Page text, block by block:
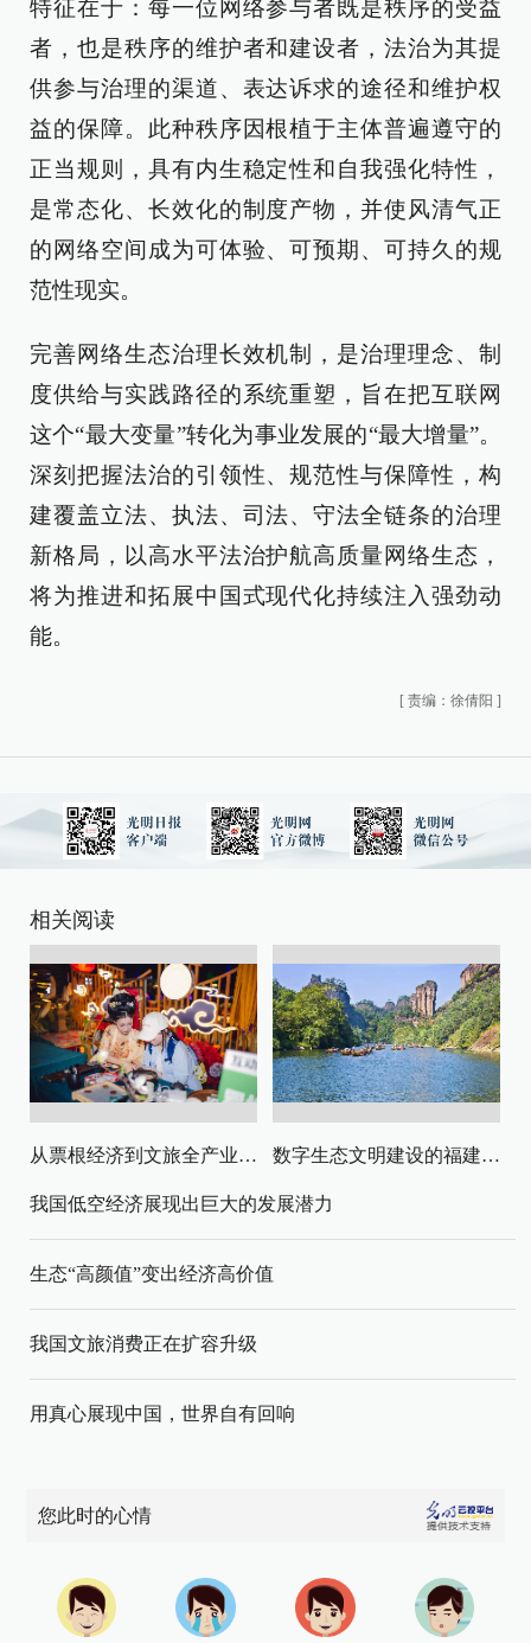
特征在于：每一位网络参与者既是秩序的受益
者，也是秩序的维护者和建设者，法治为其提
供参与治理的渠道、表达诉求的途径和维护权
益的保障。此种秩序因根植于主体普遍遵守的
正当规则，具有内生稳定性和自我强化特性，
是常态化、长效化的制度产物，并使风清气正
的网络空间成为可体验、可预期、可持久的规
范性现实。
完善网络生态治理长效机制，是治理理念、制
度供给与实践路径的系统重塑，旨在把互联网
这个“最大变量”转化为事业发展的“最大增量”。
深刻把握法治的引领性、规范性与保障性，构
建覆盖立法、执法、司法、守法全链条的治理
新格局，以高水平法治护航高质量网络生态，
将为推进和拓展中国式现代化持续注入强劲动
能。
[ 责编：徐倩阳 ]
相关阅读
从票根经济到文旅全产业链升级 数字生态文明建设的福建路径与启示
我国低空经济展现出巨大的发展潜力
生态“高颜值”变出经济高价值
我国文旅消费正在扩容升级
用真心展现中国，世界自有回响
您此时的心情